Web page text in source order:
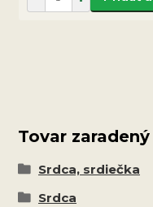
Tovar
Srdca, srdiečka
Srdca